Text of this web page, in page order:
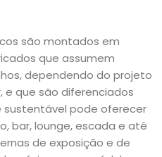
são montados em
que assumem
dependendo do projeto
que são diferenciados
sustentável pode oferecer
bar, lounge, escada e até
de exposição e de